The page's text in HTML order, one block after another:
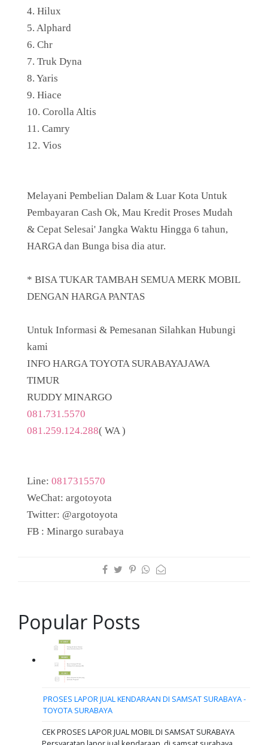
4. Hilux
5. Alphard
6. Chr
7. Truk Dyna
8. Yaris
9. Hiace
10. Corolla Altis
11. Camry
12. Vios
Melayani Pembelian Dalam & Luar Kota Untuk
Pembayaran Cash Ok, Mau Kredit Proses Mudah
& Cepat Selesai' Jangka Waktu Hingga 6 tahun,
HARGA dan Bunga bisa dia atur.
* BISA TUKAR TAMBAH SEMUA MERK MOBIL
DENGAN HARGA PANTAS
Untuk Informasi & Pemesanan Silahkan Hubungi
kami
INFO HARGA TOYOTA SURABAYAJAWA
TIMUR
RUDDY MINARGO
081.731.5570
081.259.124.288( WA )
Line: 0817315570
WeChat: argotoyota
Twitter: @argotoyota
FB : Minargo surabaya
Popular Posts
PROSES LAPOR JUAL KENDARAAN DI SAMSAT SURABAYA -
TOYOTA SURABAYA
CEK PROSES LAPOR JUAL MOBIL DI SAMSAT SURABAYA